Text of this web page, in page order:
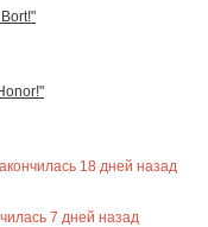
18 дней назад
7 дней назад